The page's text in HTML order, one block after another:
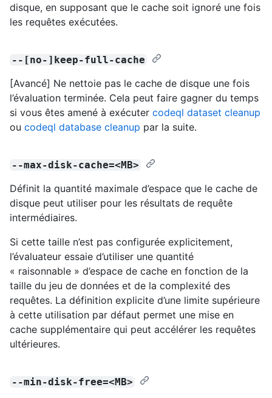
disque, en supposant que le cache soit ignoré une fois
les requêtes exécutées.
--[no-]keep-full-cache
[Avancé] Ne nettoie pas le cache de disque une fois
l’évaluation terminée. Cela peut faire gagner du temps
si vous êtes amené à exécuter codeql dataset cleanup
ou codeql database cleanup par la suite.
--max-disk-cache=<MB>
Définit la quantité maximale d’espace que le cache de
disque peut utiliser pour les résultats de requête
intermédiaires.
Si cette taille n’est pas configurée explicitement,
l’évaluateur essaie d’utiliser une quantité
« raisonnable » d’espace de cache en fonction de la
taille du jeu de données et de la complexité des
requêtes. La définition explicite d’une limite supérieure
à cette utilisation par défaut permet une mise en
cache supplémentaire qui peut accélérer les requêtes
ultérieures.
--min-disk-free=<MB>